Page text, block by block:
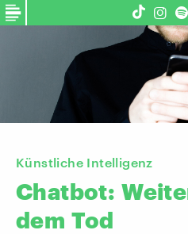
Künstliche Intelligenz
Chatbot:
dem Tod